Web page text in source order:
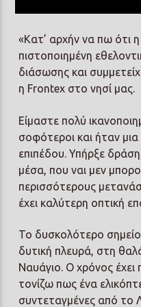
«Κατ’ αρχήν να πω ότι
πιστοποιημένη
διάσωσης και
η Frontex στο νησί μας.
Είμαστε πολύ
σοφότεροι και ήταν
επιπέδου. Υπήρξε
μέσα, που ναι μεν
περισσότερους
έχει καλύτερη οπτική
Το δυσκολότερο
δυτική πλευρά, στη
Ναυάγιο. Ο χρόνος έχει
τονίζω πως ένα
συντεταγμένες από το